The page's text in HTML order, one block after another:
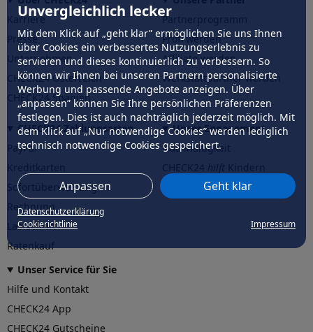
Unvergleichlich lecker
Mit dem Klick auf „geht klar” ermöglichen Sie uns Ihnen
über Cookies ein verbessertes Nutzungserlebnis zu
servieren und dieses kontinuierlich zu verbessern. So
können wir Ihnen bei unseren Partnern personalisierte
Werbung und passende Angebote anzeigen. Über
„anpassen” können Sie Ihre persönlichen Präferenzen
festlegen. Dies ist auch nachträglich jederzeit möglich. Mit
dem Klick auf „Nur notwendige Cookies” werden lediglich
technisch notwendige Cookies gespeichert.
Anpassen Geht klar
Datenschutzerklärung
Cookierichtlinie
Impressum
Karriere
Presse
Unternehmen
CHECK24 Österreich
CHECK24 Spanien
Partnerprogramm
Profi werden
Affiliate werden
Werkstattpartner werden
CHECK24 Zahlungsarten
PayPal
Sofortüberweisung
Rechnung
Lastschrift
Ratenkauf
Unser Engagement
Nachhaltigkeit
CHECK24hilftder Natur
Unser Service für Sie
Hilfe und Kontakt
CHECK24 App
CHECK24 Gutscheine